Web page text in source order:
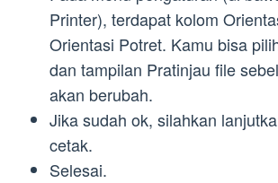
Printer), terdapat kolom
Orientasi Potret. Kamu bisa
dan tampilan Pratinjau file
akan berubah.
Jika sudah ok, silahkan
cetak.
Selesai.